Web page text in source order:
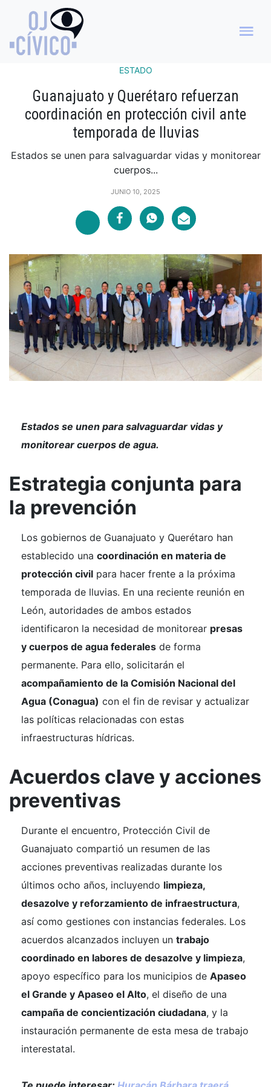
ESTADO
Guanajuato y Querétaro refuerzan
coordinación en protección civil ante
temporada de lluvias
Estados se unen para salvaguardar vidas y monitorear
cuerpos...
JUNIO 10, 2025
Estados se unen para salvaguardar vidas y
monitorear cuerpos de agua.
Estrategia conjunta para
la prevención
Los gobiernos de Guanajuato y Querétaro han
establecido una coordinación en materia de
protección civil para hacer frente a la próxima
temporada de lluvias. En una reciente reunión en
León, autoridades de ambos estados
identificaron la necesidad de monitorear presas
y cuerpos de agua federales de forma
permanente. Para ello, solicitarán el
acompañamiento de la Comisión Nacional del
Agua (Conagua) con el fin de revisar y actualizar
las políticas relacionadas con estas
infraestructuras hídricas.
Acuerdos clave y acciones
preventivas
Durante el encuentro, Protección Civil de
Guanajuato compartió un resumen de las
acciones preventivas realizadas durante los
últimos ocho años, incluyendo limpieza,
desazolve y reforzamiento de infraestructura,
así como gestiones con instancias federales. Los
acuerdos alcanzados incluyen un trabajo
coordinado en labores de desazolve y limpieza,
apoyo específico para los municipios de Apaseo
el Grande y Apaseo el Alto, el diseño de una
campaña de concientización ciudadana, y la
instauración permanente de esta mesa de trabajo
interestatal.